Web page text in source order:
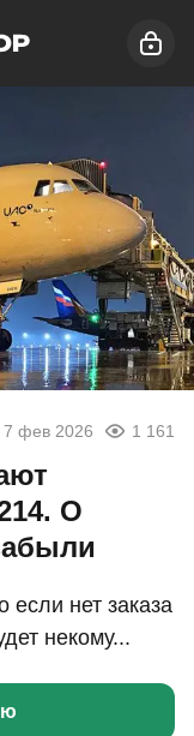
7 фев 2026 1 161
О
нет заказа
некому...